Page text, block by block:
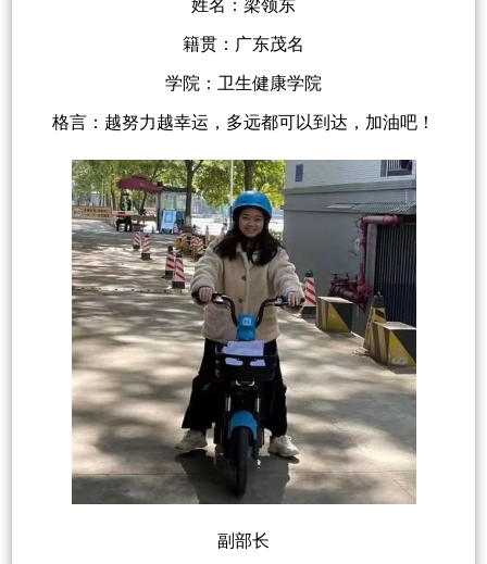
姓名：梁领东
籍贯：广东茂名
学院：卫生健康学院
格言：越努力越幸运，多远都可以到达，加油吧！
副部长